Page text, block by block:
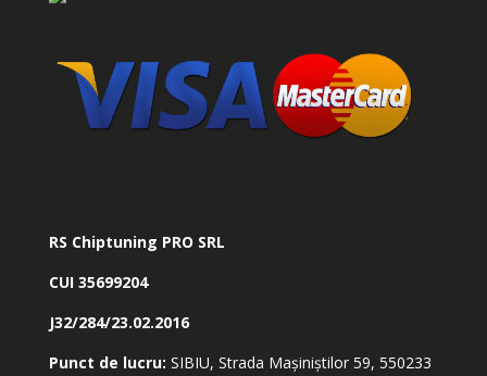
RS Chiptuning PRO SRL
CUI 35699204
J32/284/23.02.2016
Punct de lucru: SIBIU, Strada Mașiniștilor 59, 550233